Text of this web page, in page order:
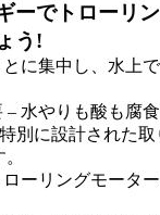
ーでトローリ
う!
に集中し、水上
水やりも酸も腐食
別に設計された
ーリングモータ